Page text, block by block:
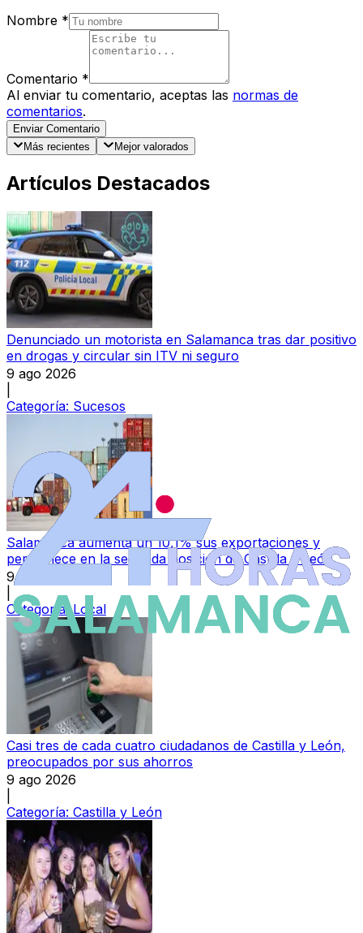
Nombre *
Comentario *
Al enviar tu comentario, aceptas las normas de
comentarios.
Enviar Comentario
Más recientes
Mejor valorados
Artículos Destacados
Denunciado un motorista en Salamanca tras dar positivo
en drogas y circular sin ITV ni seguro
9 ago 2026
Categoría: Sucesos
Salamanca aumenta un 10,1% sus exportaciones y
permanece en la segunda posición de Castilla y León
9 ago 2026
Categoría:Local
Casi tres de cada cuatro ciudadanos de Castilla y León,
preocupados por sus ahorros
9 ago 2026
Categoría: Castilla y León